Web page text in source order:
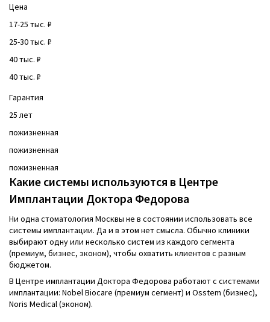
Цена
17-25 тыс. ₽
25-30 тыс. ₽
40 тыс. ₽
40 тыс. ₽
Гарантия
25 лет
пожизненная
пожизненная
пожизненная
Какие системы используются в Центре
Имплантации Доктора Федорова
Ни одна стоматология Москвы не в состоянии использовать все
системы имплантации. Да и в этом нет смысла. Обычно клиники
выбирают одну или несколько систем из каждого сегмента
(премиум, бизнес, эконом), чтобы охватить клиентов с разным
бюджетом.
В Центре имплантации Доктора Федорова работают с системами
имплантации: Nobel Biocare (премиум сегмент) и Osstem (бизнес),
Noris Medical (эконом).